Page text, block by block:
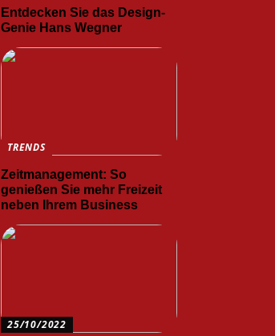
Entdecken Sie das Design-
Genie Hans Wegner
TRENDS
Zeitmanagement: So
genießen Sie mehr Freizeit
neben Ihrem Business
25/10/2022